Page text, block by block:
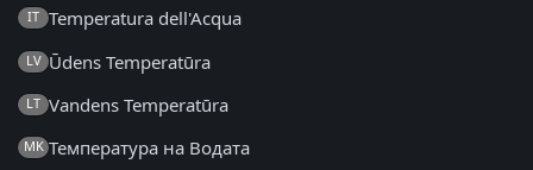
IT Temperatura dell'Acqua
LV Ūdens Temperatūra
LT Vandens Temperatūra
MK Температура на Водата